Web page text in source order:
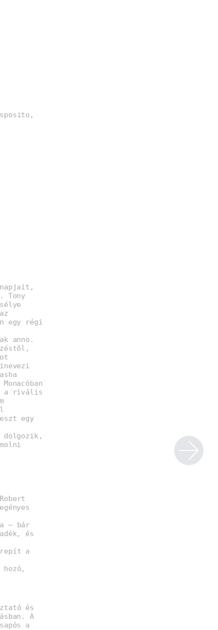
Tony
egy régi
anno.
a rivális
egy
dolgozik,
– bár
és
a
és
A
a